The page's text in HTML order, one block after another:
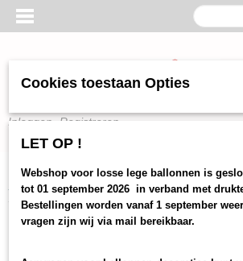
Inloggen Registreren
Home> ballonnen naarden
Ballonnen, ballonnen
Cookies toestaan Opties
LET OP !
Webshop voor losse lege ballonnen is
tot 01 september 2026 in verband met
Bestellingen worden vanaf 1 september
vragen zijn wij via mail bereikbaar.